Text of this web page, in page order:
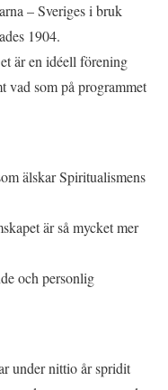
– Sveriges i bruk
1904.
är en idéell förening
vad som på programmet
älskar Spiritualismens
är så mycket mer
och personlig
under nittio år spridit